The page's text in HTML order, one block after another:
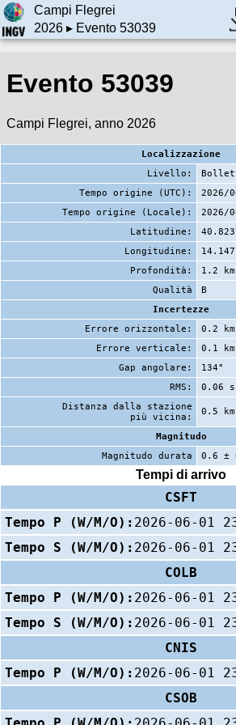
Campi Flegrei
2026▸ Evento 53039
Evento 53039
Campi Flegrei, anno 2026
Localizzazione
Livello:
Tempo origine (UTC):
2026/
Tempo origine (Locale):
2026/
Latitudine:
Longitudine:
Profondità:
1.2 km
Qualità
B
Incertezze
Errore orizzontale:
0.2 km
Errore verticale:
0.1 km
Gap angolare:
134°
RMS:
0.06 s
Distanza dalla stazione
più vicina:
0.5 km
Magnitudo
Magnitudo durata
0.6 ±
Tempi di arrivo
CSFT
Tempo P (W/M/O): 2026-06-01
Tempo S (W/M/O): 2026-06-01
COLB
Tempo P (W/M/O): 2026-06-01
Tempo S (W/M/O): 2026-06-01
CNIS
Tempo P (W/M/O): 2026-06-01
CSOB